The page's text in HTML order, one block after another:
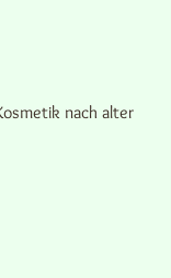
nach alter